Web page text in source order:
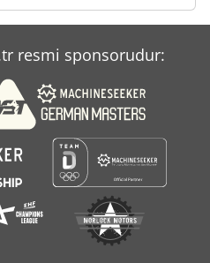
resmi sponsorudur: